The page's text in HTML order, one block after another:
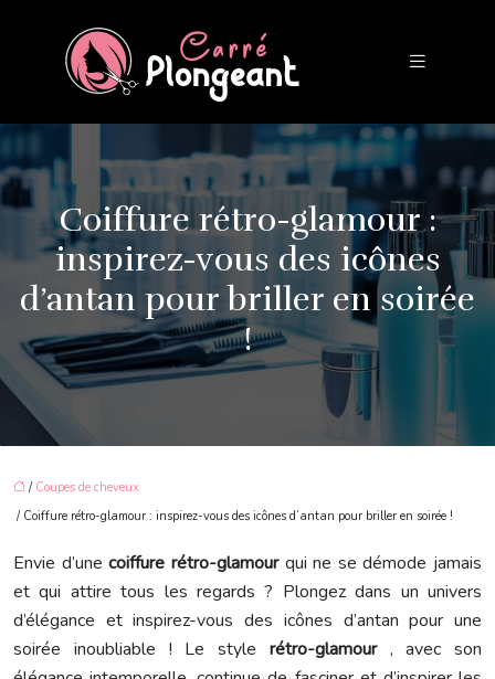
Coiffure rétro-glamour :
inspirez-vous des icônes
d’antan pour briller en soirée
!
/ Coupes de cheveux
/ Coiffure rétro-glamour : inspirez-vous des icônes d’antan pour briller en soirée !
Envie d’unecoiffure rétro-glamour qui ne se démode jamais
et qui attire tous les regards ? Plongez dans un univers
d’élégance et inspirez-vous des icônes d’antan pour une
soirée inoubliable ! Le style rétro-glamour , avec son